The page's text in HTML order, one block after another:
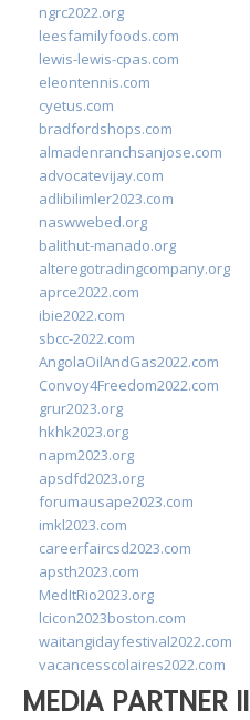
ngrc2022.org
leesfamilyfoods.com
lewis-lewis-cpas.com
eleontennis.com
cyetus.com
bradfordshops.com
almadenranchsanjose.com
advocatevijay.com
adlibilimler2023.com
naswwebed.org
balithut-manado.org
alteregotradingcompany.org
aprce2022.com
ibie2022.com
sbcc-2022.com
AngolaOilAndGas2022.com
Convoy4Freedom2022.com
grur2023.org
hkhk2023.org
napm2023.org
apsdfd2023.org
forumausape2023.com
imkl2023.com
careerfaircsd2023.com
apsth2023.com
MedItRio2023.org
lcicon2023boston.com
waitangidayfestival2022.com
vacancesscolaires2022.com
MEDIA PARTNER II